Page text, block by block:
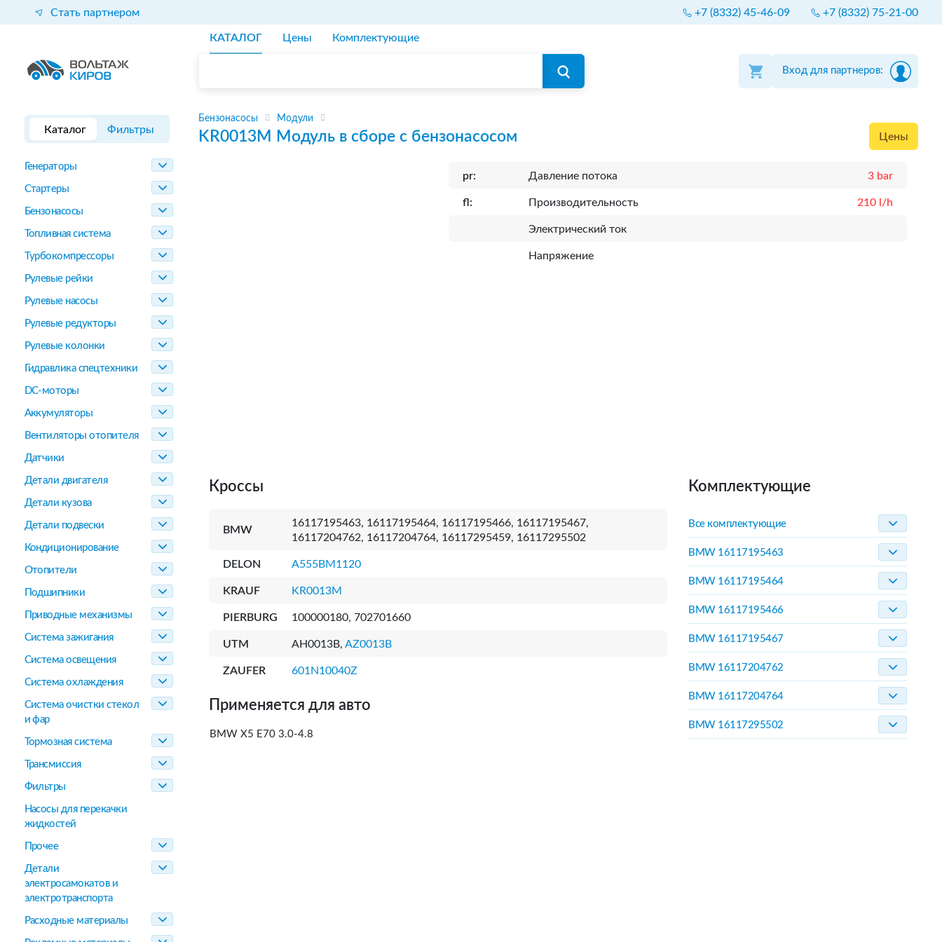
Стать партнером +7 (8332) 45-46-09 +7 (8332) 75-21-00
КАТАЛОГ Цены Комплектующие
Вход для партнеров:
Каталог Фильтры
Генераторы
Стартеры
Бензонасосы
Топливная система
Турбокомпрессоры
Рулевые рейки
Рулевые насосы
Рулевые редукторы
Рулевые колонки
Гидравлика спецтехники
DC-моторы
Аккумуляторы
Вентиляторы отопителя
Датчики
Детали двигателя
Детали кузова
Детали подвески
Кондиционирование
Отопители
Подшипники
Приводные механизмы
Система зажигания
Система освещения
Система охлаждения
Система очистки стекол
и фар
Тормозная система
Трансмиссия
Фильтры
Насосы для перекачки
жидкостей
Прочее
Детали
электросамокатов и
электротранспорта
Расходные материалы
Бензонасосы Модули
KR0013M Модуль в сборе с бензонасосом Цены
pr: Давление потока 3 bar
fl: Производительность 210 l/h
Электрический ток
Напряжение
Кроссы
BMW
16117195463, 16117195464, 16117195466, 16117195467,
16117204762, 16117204764, 16117295459, 16117295502
DELON A555BM1120
KRAUF KR0013M
PIERBURG 100000180, 702701660
UTM AH0013B, AZ0013B
ZAUFER 601N10040Z
Применяется для авто
BMW X5 E70 3.0-4.8
Комплектующие
Все комплектующие
BMW 16117195463
BMW 16117195464
BMW 16117195466
BMW 16117195467
BMW 16117204762
BMW 16117204764
BMW 16117295502